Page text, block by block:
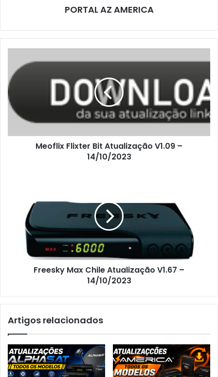
PORTAL AZ AMERICA
Meoflix Flixter Bit Atualização V1.09 –
14/10/2023
Freesky Max Chile Atualização V1.67 –
14/10/2023
Artigos relacionados